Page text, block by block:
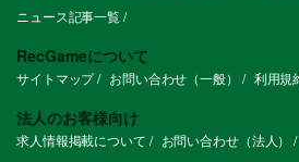
ニュース記事一覧
RecGameについて
サイトマップ お問い合わせ（一般） 利用規
法人のお客様向け
求人情報掲載について お問い合わせ（法人）